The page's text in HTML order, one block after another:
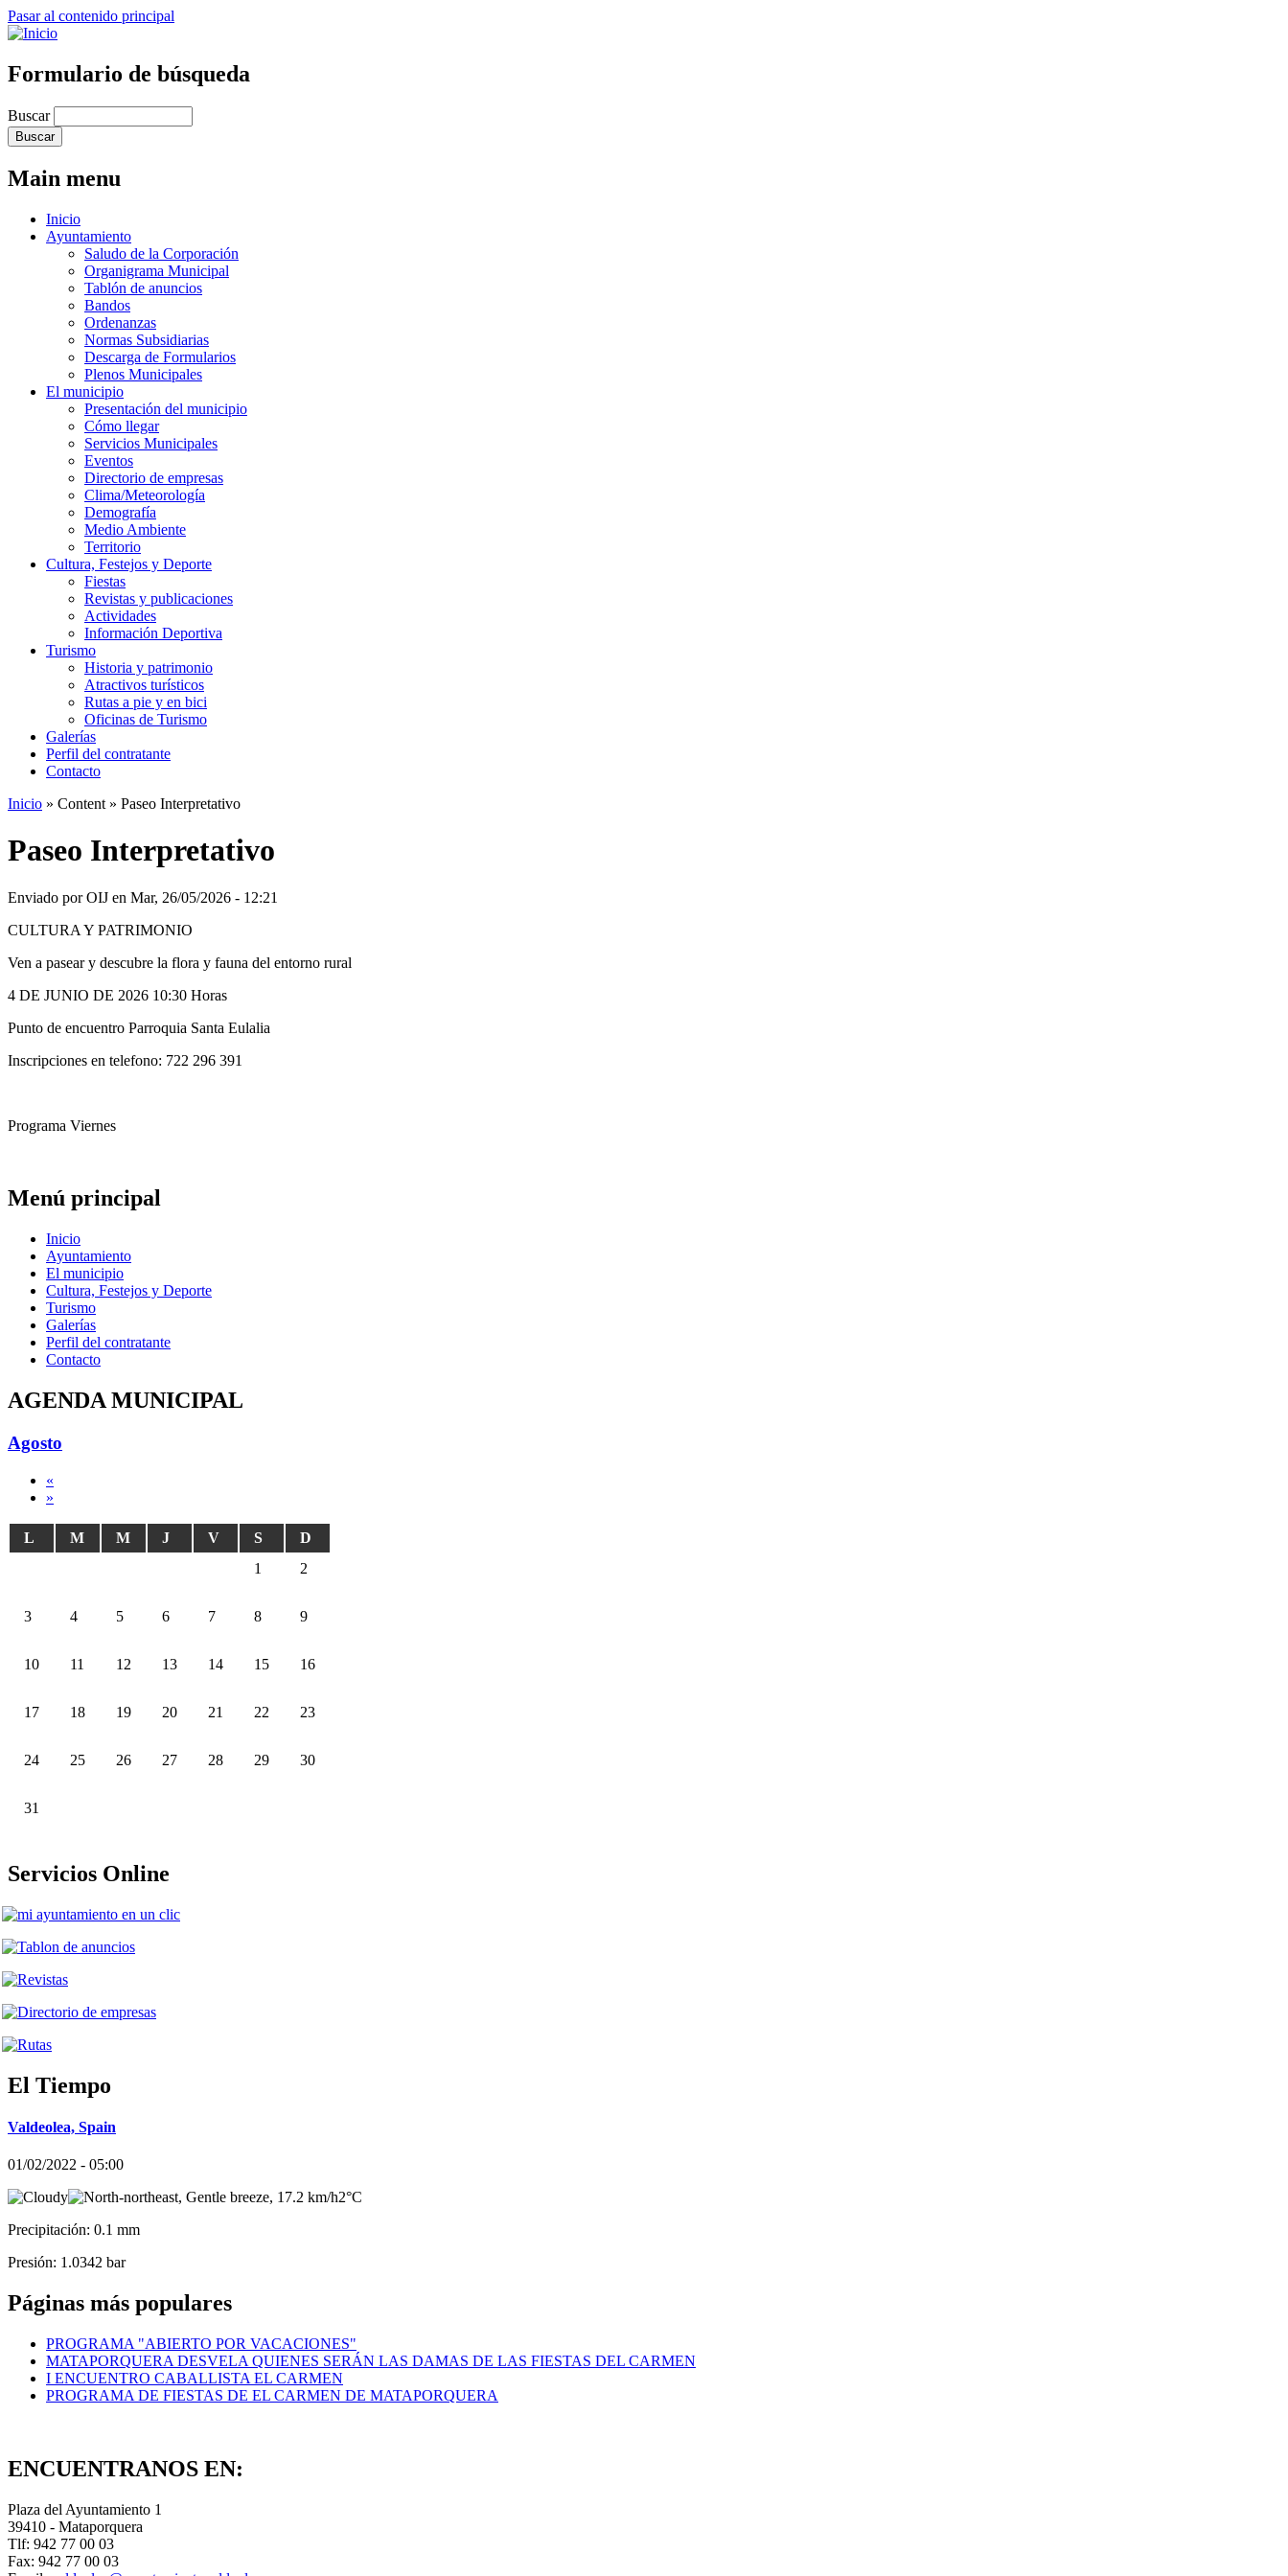
Pasar al contenido principal
Formulario de búsqueda
Buscar
Main menu
Inicio
Ayuntamiento
Saludo de la Corporación
Organigrama Municipal
Tablón de anuncios
Bandos
Ordenanzas
Normas Subsidiarias
Descarga de Formularios
Plenos Municipales
El municipio
Presentación del municipio
Cómo llegar
Servicios Municipales
Eventos
Directorio de empresas
Clima/Meteorología
Demografía
Medio Ambiente
Territorio
Cultura, Festejos y Deporte
Fiestas
Revistas y publicaciones
Actividades
Información Deportiva
Turismo
Historia y patrimonio
Atractivos turísticos
Rutas a pie y en bici
Oficinas de Turismo
Galerías
Perfil del contratante
Contacto
Inicio » Content » Paseo Interpretativo
Paseo Interpretativo
Enviado porOIJ en Mar, 26/05/2026 - 12:21
CULTURA Y PATRIMONIO
Ven a pasear y descubre la flora y fauna del entorno rural
4 DE JUNIO DE 2026 10:30 Horas
Punto de encuentro Parroquia Santa Eulalia
Inscripciones en telefono: 722 296 391
Programa Viernes
Menú principal
Inicio
Ayuntamiento
El municipio
Cultura, Festejos y Deporte
Turismo
Galerías
Perfil del contratante
Contacto
AGENDA MUNICIPAL
Agosto
«
»
L M M J V S
D
1
2
3 4 5 6 7 8 9
10 11 12 13 14 15 16
17 18 19 20 21 22 23
24 25 26 27 28 29 30
31
Servicios Online
El Tiempo
Valdeolea, Spain
01/02/2022 - 05:00
2°C
Precipitación: 0.1 mm
Presión: 1.0342 bar
Páginas más populares
PROGRAMA "ABIERTO POR VACACIONES"
MATAPORQUERA DESVELA QUIENES SERÁN LAS DAMAS DE LAS FIESTAS DEL CARMEN
I ENCUENTRO CABALLISTA EL CARMEN
PROGRAMA DE FIESTAS DE EL CARMEN DE MATAPORQUERA
ENCUENTRANOS EN:
Plaza del Ayuntamiento 1
39410 - Mataporquera
Tlf: 942 77 00 03
Fax: 942 77 00 03